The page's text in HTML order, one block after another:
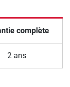
complète
2 ans